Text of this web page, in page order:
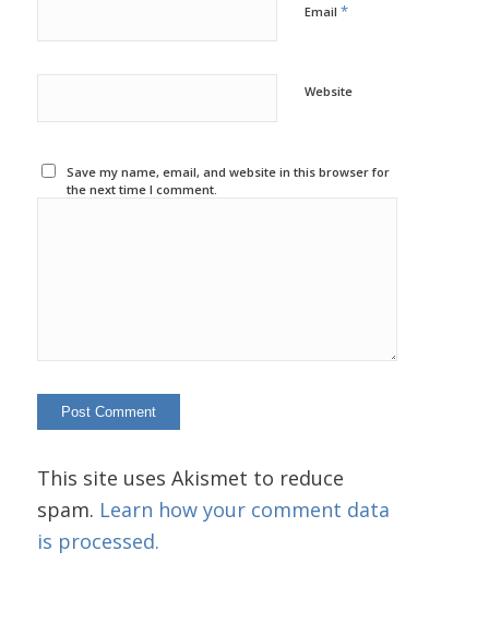
Email *
Website
Save my name, email, and website in this browser for
the next time I comment.
This site uses Akismet to reduce
spam. Learn how your comment data
is processed.